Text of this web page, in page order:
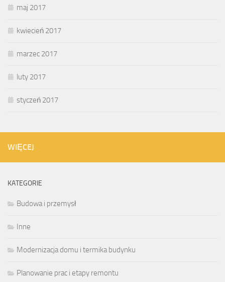
maj 2017
kwiecień 2017
marzec 2017
luty 2017
styczeń 2017
WIĘCEJ
KATEGORIE
Budowa i przemysł
Inne
Modernizacja domu i termika budynku
Planowanie prac i etapy remontu